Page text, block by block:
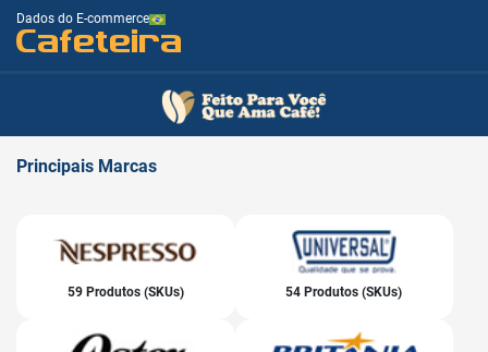
Dados do E-commerce
Cafeteira
Principais Marcas
59 Produtos (SKUs) 54 Produtos (SKUs)